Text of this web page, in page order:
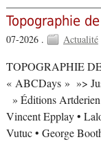
Topographie
07-2026 . Actualité
TOPOGRAPHIE
« ABCDays » »>
» Éditions
Vincent Epplay •
Vutuc • George